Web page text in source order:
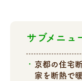
サブメニュ
京都の住宅
家を断熱で